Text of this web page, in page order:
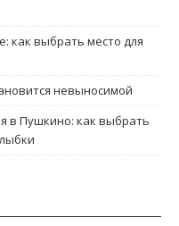
как выбрать место для
невыносимой
в Пушкино: как выбрать